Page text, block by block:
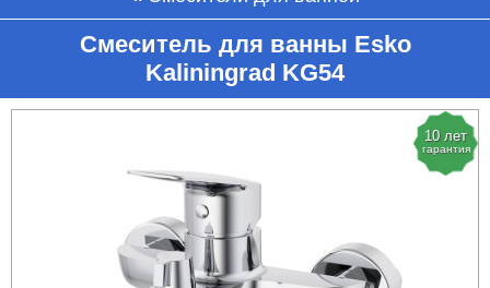
Смеситель для ванны Esko
Kaliningrad KG54
10 лет
гарантия